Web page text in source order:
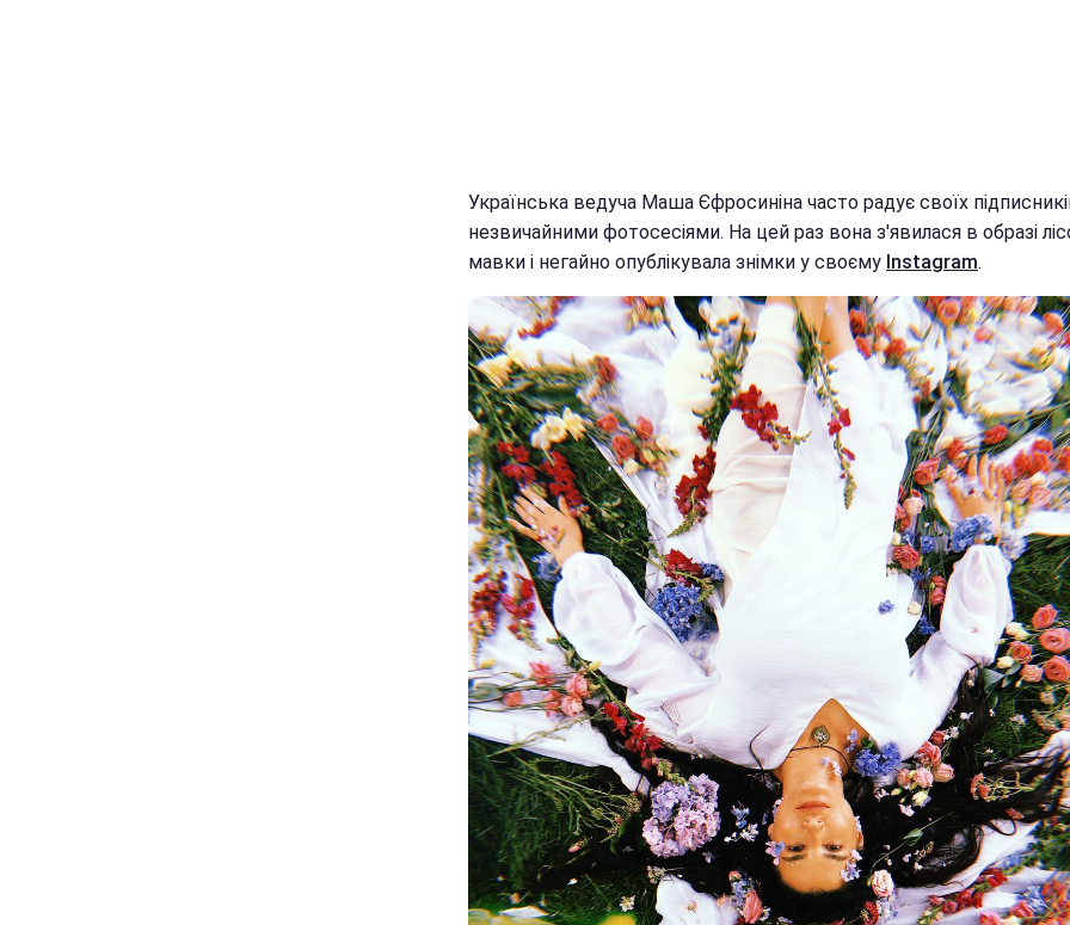
Українська ведуча Маша Єфросиніна часто радує своїх
незвичайними фотосесіями. На цей раз вона з'явилася в образі
мавки і негайно опублікувала знімки у своєму Instagram.